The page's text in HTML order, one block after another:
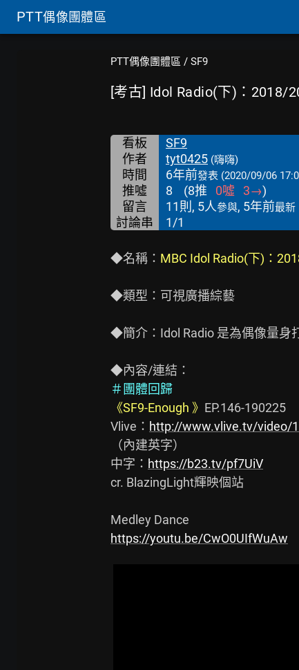
PTT偶像團體區
PTT偶像團體區 / SF9
[考古] Idol Radio(下)：2018/
看板
SF9
作者
tyt0425 (嗨嗨)
時間 6年前發表 (2020/09/06
推噓 8 (8推 0噓 3→)
留言
11則, 5人參與, 5年前最新
討論串 1/1
◆名稱： MBC Idol Radio(下)：
◆類型：可視廣播綜藝
◆簡介：Idol Radio 是為偶像量身
＃團體回歸
《SF9-Enough 》 EP.146-190225
Vlive： http://www.vlive.tv/video/
（內建英字）
中字： https://b23.tv/pf7UiV
cr. BlazingLight輝映個站
https://youtu.be/CwO0UIfWuAw